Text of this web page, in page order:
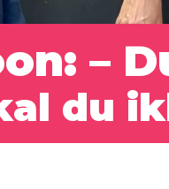
–
du